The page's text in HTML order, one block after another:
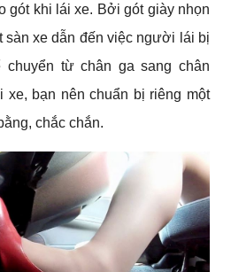
gót khi lái xe. Bởi gót giày nhọn
sàn xe dẫn đến việc người lái bị
chuyển từ chân ga sang chân
xe, bạn nên chuẩn bị riêng một
chắc chắn.